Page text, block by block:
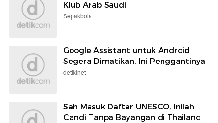
Klub Arab Saudi
Sepakbola
Google Assistant untuk Android
Segera Dimatikan, Ini Penggantinya
detikInet
Sah Masuk Daftar UNESCO, Inilah
Candi Tanpa Bayangan di Thailand